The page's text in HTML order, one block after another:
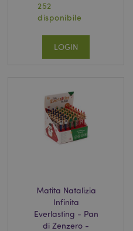
252
disponibile
LOGIN
Matita Natalizia
Infinita
Everlasting - Pan
di Zenzero -